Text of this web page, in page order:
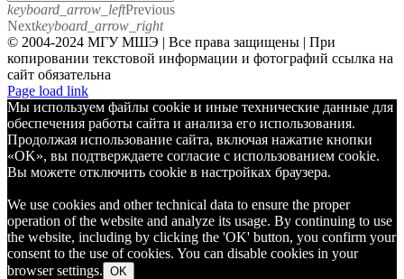
keyboard_arrow_leftPrevious
Nextkeyboard_arrow_right
© 2004-2024 МГУ МШЭ | Все права защищены | При
копировании текстовой информации и фотографий ссылка на
сайт обязательна
Telegram
Page load link
Мы используем файлы cookie и иные технические данные для
обеспечения работы сайта и анализа его использования.
Продолжая использование сайта, включая нажатие кнопки
«OK», вы подтверждаете согласие с использованием cookie.
Вы можете отключить cookie в настройках браузера.
We use cookies and other technical data to ensure the proper
operation of the website and analyze its usage. By continuing to use
the website, including by clicking the 'OK' button, you confirm your
consent to the use of cookies. You can disable cookies in your
browser settings. OK